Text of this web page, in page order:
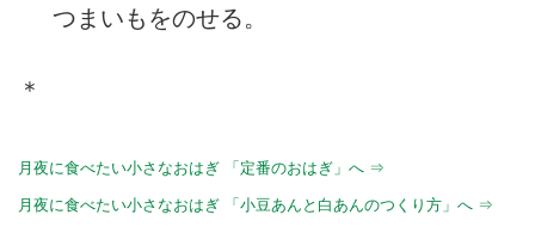
つまいもをのせる。
＊
月夜に食べたい小さなおはぎ 「定番のおはぎ」へ ⇒
月夜に食べたい小さなおはぎ 「小豆あんと白あんのつくり方」へ ⇒